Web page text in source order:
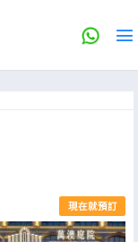
現在就預訂